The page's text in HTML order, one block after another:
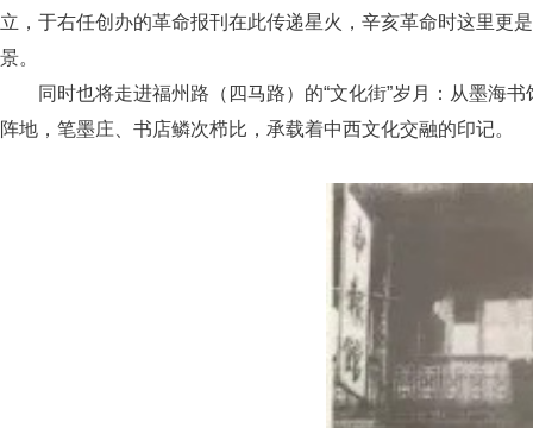
立，于右任创办的革命报刊在此传递星火，辛亥革命时这里更
景。
同时也将走进福州路（四马路）的“文化街”岁月：从墨海
阵地，笔墨庄、书店鳞次栉比，承载着中西文化交融的印记。